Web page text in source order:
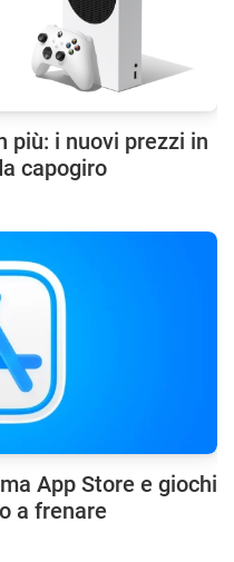
più: i nuovi prezzi in
capogiro
App Store e giochi
a frenare